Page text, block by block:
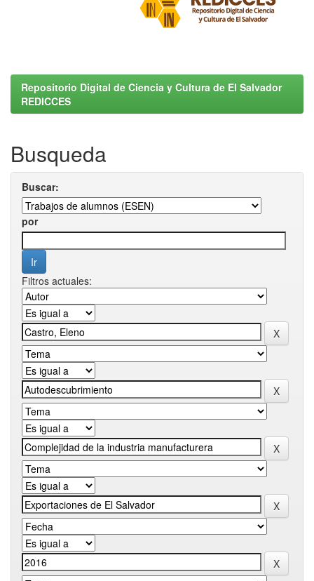
Repositorio Digital de Ciencia y Cultura de El Salvador
REDICCES
Busqueda
Buscar:
por
Filtros actuales: